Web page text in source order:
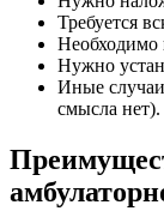
Требуется
Необходимо
Нужно
Иные
смысла нет).